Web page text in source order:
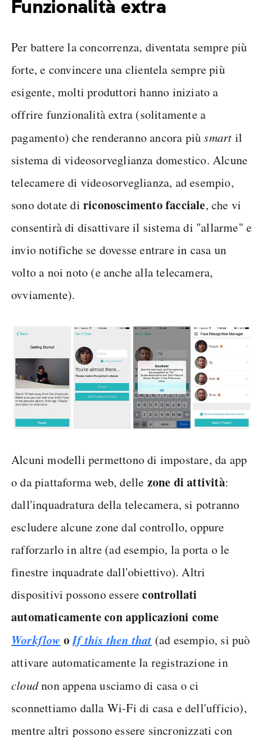
Funzionalità extra
Per battere la concorrenza, diventata sempre più
forte, e convincere una clientela sempre più
esigente, molti produttori hanno iniziato a
offrire funzionalità extra (solitamente a
pagamento) che renderanno ancora piùsmart il
sistema di videosorveglianza domestico. Alcune
telecamere di videosorveglianza, ad esempio,
sono dotate di riconoscimento facciale, che vi
consentirà di disattivare il sistema di "allarme" e
invio notifiche se dovesse entrare in casa un
volto a noi noto (e anche alla telecamera,
ovviamente).
Alcuni modelli permettono di impostare, da app
o da piattaforma web, delle zone di attività:
dall'inquadratura della telecamera, si potranno
escludere alcune zone dal controllo, oppure
rafforzarlo in altre (ad esempio, la porta o le
finestre inquadrate dall'obiettivo). Altri
dispositivi possono esserecontrollati
automaticamente con applicazioni come
Workflow oIf this then that (ad esempio, si può
attivare automaticamente la registrazione in
cloudnon appena usciamo di casa o ci
sconnettiamo dalla Wi-Fi di casa e dell'ufficio),
mentre altri possono essere sincronizzati con